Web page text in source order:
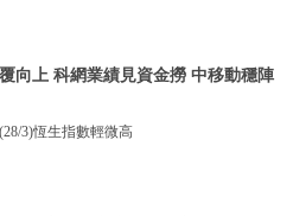
向上 科網業績見資金撈 中移動穩陣
3)恆生指數輕微高